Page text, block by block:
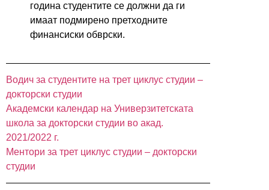
година студентите се должни да ги
имаат подмирено претходните
финансиски обврски.
Водич за студентите на трет циклус студии –
докторски студии
Академски календар на Универзитетската
школа за докторски студии во акад.
2021/2022 г.
Ментори за трет циклус студии – докторски
студии